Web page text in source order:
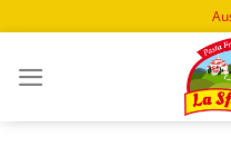
Inhalt